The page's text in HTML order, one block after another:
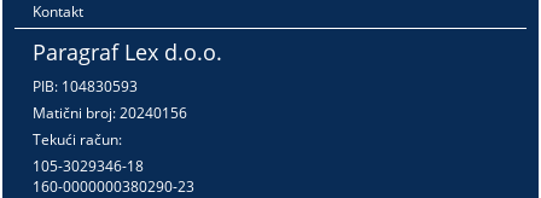
Kontakt
Paragraf Lex d.o.o.
PIB: 104830593
Matični broj: 20240156
Tekući račun:
105-3029346-18
160-0000000380290-23